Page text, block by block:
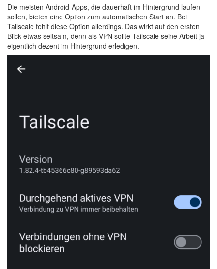
Die meisten Android-Apps, die dauerhaft im Hintergrund laufen
sollen, bieten eine Option zum automatischen Start an. Bei
Tailscale fehlt diese Option allerdings. Das wirkt auf den ersten
Blick etwas seltsam, denn als VPN sollte Tailscale seine Arbeit ja
eigentlich dezent im Hintergrund erledigen.